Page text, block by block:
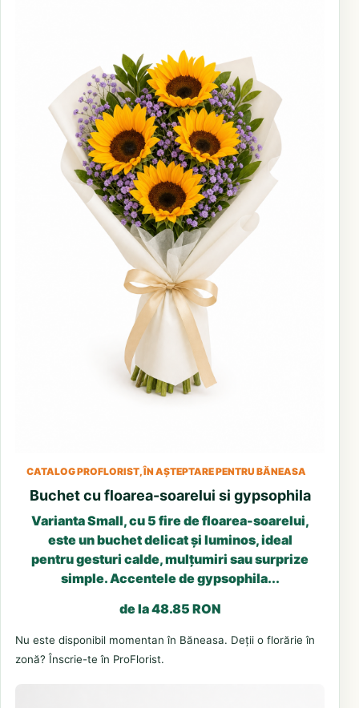
CATALOG PROFLORIST, ÎN AȘTEPTARE PENTRU BĂNEASA
Buchet cu floarea-soarelui si gypsophila
Varianta Small, cu 5 fire de floarea-soarelui,
este un buchet delicat și luminos, ideal
pentru gesturi calde, mulțumiri sau surprize
simple. Accentele de gypsophila...
de la 48.85 RON
Nu este disponibil momentan în Băneasa. Deții o florărie în
zonă? Înscrie-te în ProFlorist.